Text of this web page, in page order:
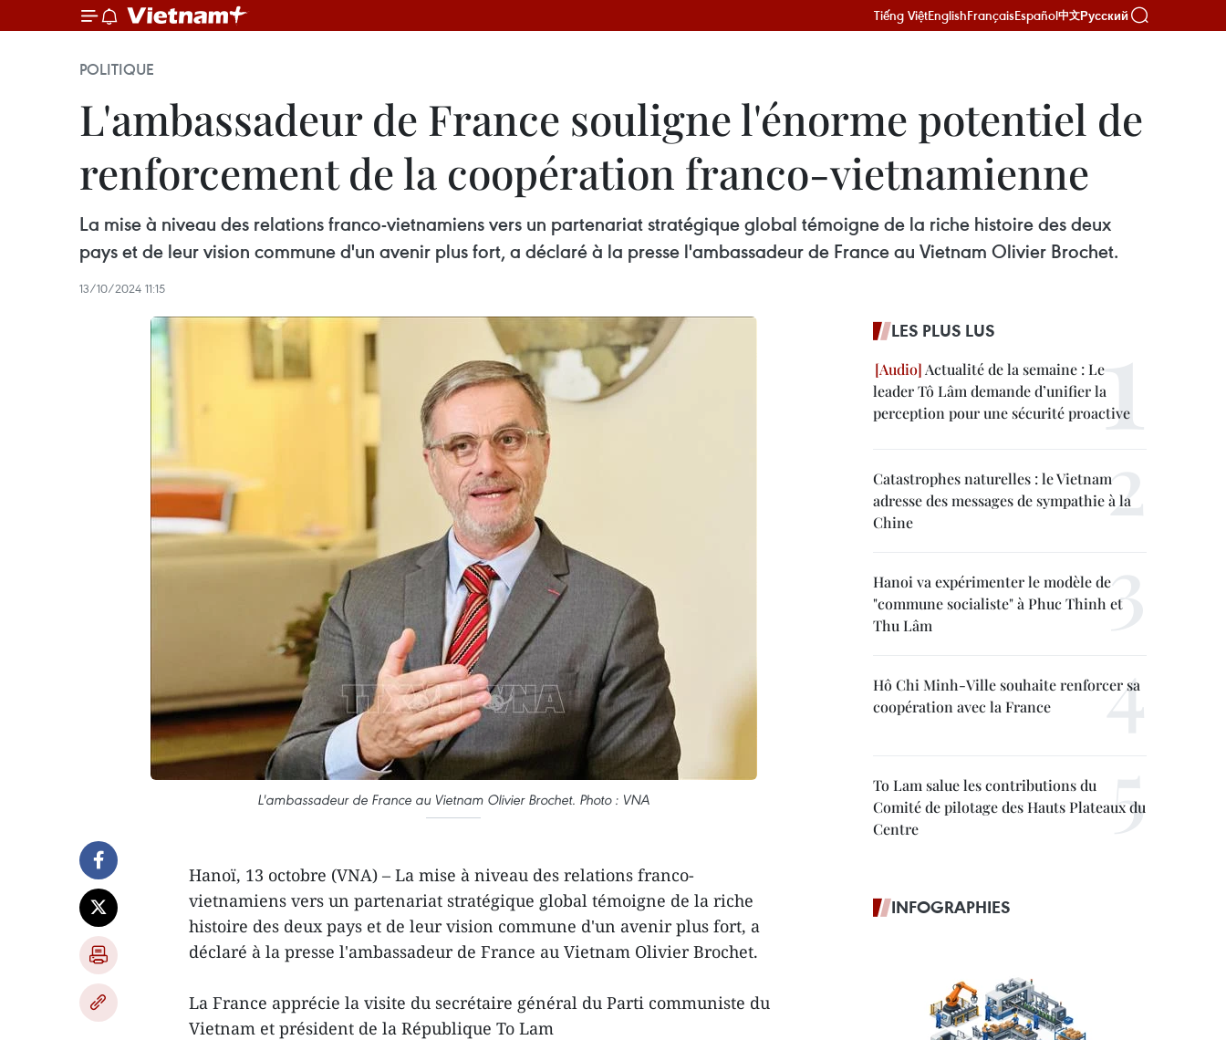
Tiếng ViệtEnglishFrançaisEspañol中文Русский
POLITIQUE
L'ambassadeur de France souligne l'énorme potentiel de
renforcement de la coopération franco-vietnamienne
La mise à niveau des relations franco-vietnamiens vers un partenariat stratégique global témoigne de la riche histoire des deux
pays et de leur vision commune d'un avenir plus fort, a déclaré à la presse l'ambassadeur de France au Vietnam Olivier Brochet.
13/10/2024 11:15
L'ambassadeur de France au Vietnam Olivier Brochet. Photo : VNA
Hanoï, 13 octobre (VNA) – La mise à niveau des relations franco-
vietnamiens vers un partenariat stratégique global témoigne de la riche
histoire des deux pays et de leur vision commune d'un avenir plus fort, a
déclaré à la presse l'ambassadeur de France au Vietnam Olivier Brochet.
La France apprécie la visite du secrétaire général du Parti communiste du
Vietnam et président de la République To Lam
LES PLUS LUS
Actualité de la semaine : Le
leader Tô Lâm demande d’unifier la
perception pour une sécurité proactive
Catastrophes naturelles : le Vietnam
adresse des messages de sympathie à la
Chine
Hanoi va expérimenter le modèle de
"commune socialiste" à Phuc Thinh et
Thu Lâm
Hô Chi Minh-Ville souhaite renforcer sa
coopération avec la France
To Lam salue les contributions du
Comité de pilotage des Hauts Plateaux du
Centre
INFOGRAPHIES